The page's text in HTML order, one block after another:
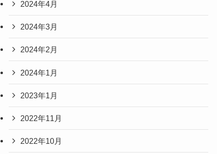
2024年4月
2024年3月
2024年2月
2024年1月
2023年1月
2022年11月
2022年10月